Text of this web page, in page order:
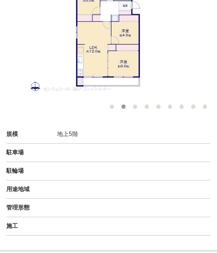
規模 地上5階
駐車場
駐輪場
用途地域
管理形態
施工